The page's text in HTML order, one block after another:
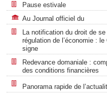
Pause estivale
Au Journal officiel du
La notification du droit de
régulation de l’économie :
signe
Redevance domaniale :
des conditions financières
Panorama rapide de